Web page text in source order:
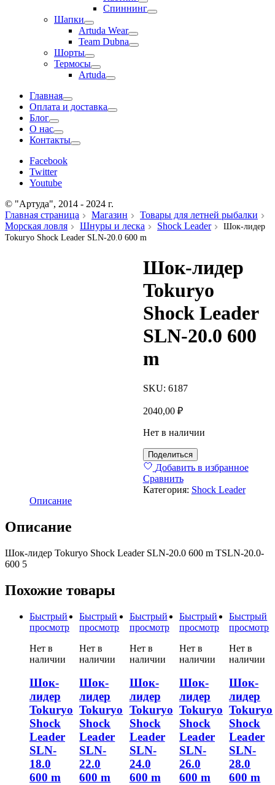
Спиннинг
Шапки
Artuda Wear
Team Dubna
Шорты
Термосы
Artuda
Главная
Оплата и доставка
Блог
О нас
Контакты
Facebook
Twitter
Youtube
© "Артуда", 2014 - 2024 г.
Главная страница
Магазин
Товары для летней рыбалки
Морская ловля
Шнуры и леска Shock Leader
Шок-лидер
Tokuryo Shock Leader SLN-20.0 600 m
Шок-лидер
Tokuryo
Shock Leader
SLN-20.0 600
m
SKU: 6187
2040,00 ₽
Нет в наличии
Поделиться
Добавить в избранное
Сравнить
Категория: Shock Leader
Описание
Описание
Шок-лидер Tokuryo Shock Leader SLN-20.0 600 m TSLN-20.0-
600 5
Похожие товары
Быстрый
просмотр
Нет в
наличии
Шок-
лидер
Tokuryo
Shock
Leader
SLN-
18.0
600 m
Быстрый
просмотр
Нет в
наличии
Шок-
лидер
Tokuryo
Shock
Leader
SLN-
22.0
600 m
Быстрый
просмотр
Нет в
наличии
Шок-
лидер
Tokuryo
Shock
Leader
SLN-
24.0
600 m
Быстрый
просмотр
Нет в
наличии
Шок-
лидер
Tokuryo
Shock
Leader
SLN-
26.0
600 m
Быстрый
просмотр
Нет в
наличии
Шок-
лидер
Tokuryo
Shock
Leader
SLN-
28.0
600 m